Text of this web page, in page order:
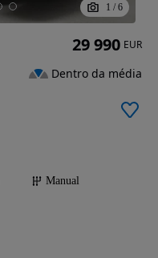
1 / 6
Manual
29 990 EUR
Dentro da média